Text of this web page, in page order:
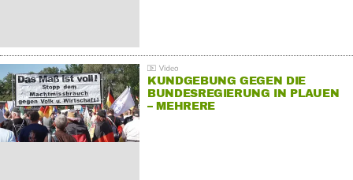
KUNDGEBUNG GEGEN DIE
BUNDESREGIERUNG IN PLAUEN
– MEHRERE